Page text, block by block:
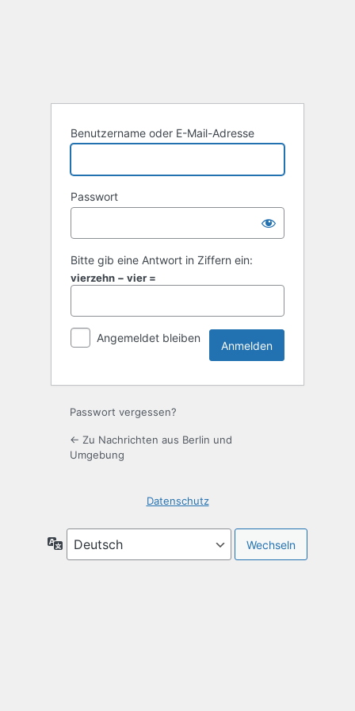
Benutzername oder E-Mail-Adresse
Passwort
Bitte gib eine Antwort in Ziffern ein:
vierzehn − vier =
Angemeldet bleiben
Passwort vergessen?
← Zu Nachrichten aus Berlin und
Umgebung
Datenschutz
Sprache